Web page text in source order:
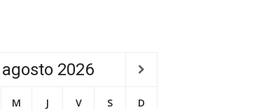
agosto 2026
M J V S
D